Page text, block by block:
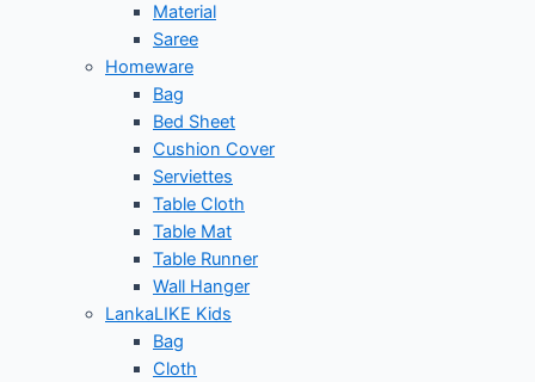
Material
Saree
Homeware
Bag
Bed Sheet
Cushion Cover
Serviettes
Table Cloth
Table Mat
Table Runner
Wall Hanger
LankaLIKE Kids
Bag
Cloth